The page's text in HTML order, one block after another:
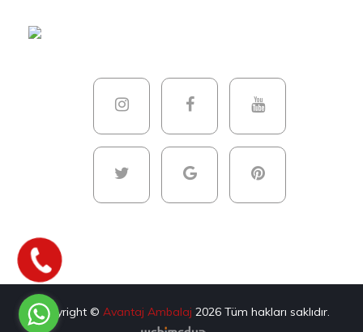
Copyright © Avantaj Ambalaj 2026 Tüm hakları saklıdır.